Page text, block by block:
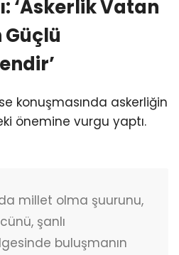
‘Askerlik Vatan
Güçlü
konuşmasında askerliğin
önemine vurgu yaptı.
millet olma şuurunu,
şanlı
buluşmanın